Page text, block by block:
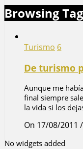
Browsing Tag
Turismo 6
De turismo
Aunque me
final siempre
la vida si los
On 17/08/2011 /
No widgets added